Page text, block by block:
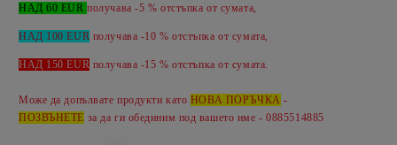
НАД 60 EURполучава -5 % отстъпка от сумата,
НАД 100 EUR получава -10 % отстъпка от сумата,
НАД 150 EUR получава -15 %отстъпка от сумата.
Може да допълвате продукти като НОВА ПОРЪЧКА -
ПОЗВЪНЕТЕ за да ги обединим под вашето име - 0885514885